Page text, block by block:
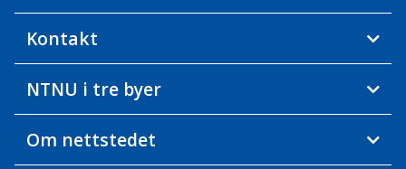
Kontakt
NTNU i tre byer
Om nettstedet